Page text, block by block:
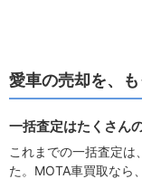
愛車の売却を、
一括査定はたくさん
これまでの一括査定は
た。MOTA車買取なら